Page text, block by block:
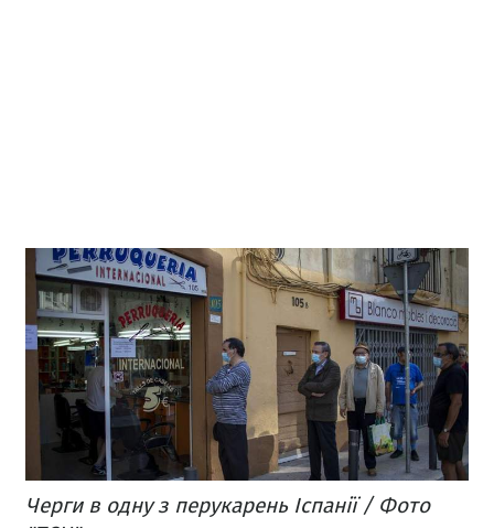
Черги в одну з перукарень Іспанії / Фото